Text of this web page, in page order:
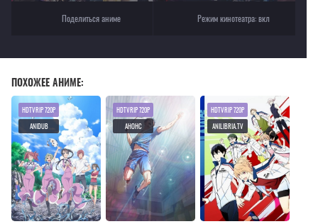
Поделиться аниме Режим кинотеатра:вкл
ПОХОЖЕЕ АНИМЕ:
HDTVRIP 720P
ANIDUB
HDTVRIP 720P
АНОНС
HDTVRIP 720P
ANILIBRIA.TV